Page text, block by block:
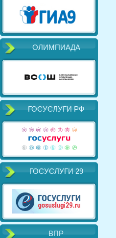
ОЛИМПИАДА
ГОСУСЛУГИ РФ
ГОСУСЛУГИ 29
ВПР